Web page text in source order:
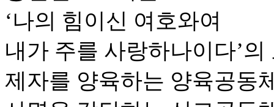
‘나의 힘이신 여호와여
내가 주를 사랑하나이다’의
제자를 양육하는 양육공동